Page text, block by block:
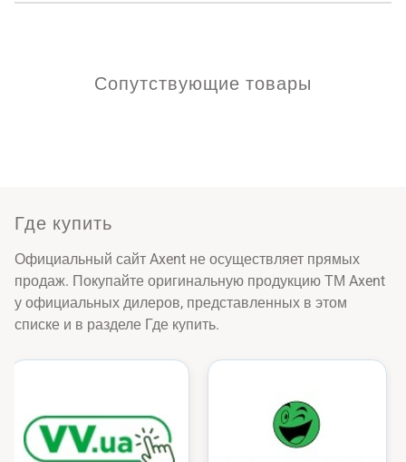
Жесткий переплет.
Количество листов – 96.
обложки.
Эксклюзивный дизайн.
Сопутствующие товары
Где купить
Официальный сайт Axent не осуществляет прямых
продаж. Покупайте оригинальную продукцию ТМ Axent
у официальных дилеров, представленных в этом
списке и в разделе Где купить.